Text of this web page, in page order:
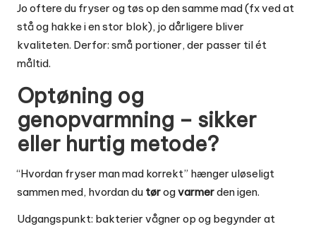
Jo oftere du fryser og tøs op den samme mad (fx ved at
stå og hakke i en stor blok), jo dårligere bliver
kvaliteten. Derfor: små portioner, der passer til ét
måltid.
Optøning og
genopvarmning – sikker
eller hurtig metode?
“Hvordan fryser man mad korrekt” hænger uløseligt
sammen med, hvordan du tørogvarmerden igen.
Udgangspunkt: bakterier vågner op og begynder at